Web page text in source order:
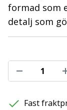
formad som
detalj som
Fast